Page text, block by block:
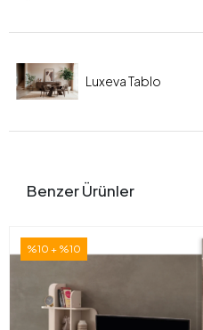
Luxeva Tablo
Benzer Ürünler
%10 + %10